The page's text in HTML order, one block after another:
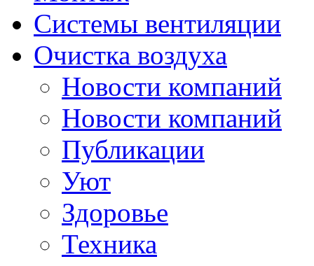
Системы вентиляции
Очистка воздуха
Новости компаний
Новости компаний
Публикации
Уют
Здоровье
Техника